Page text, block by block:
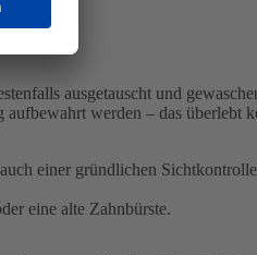
ausgetauscht und
werden – das überlebt
einer gründlichen
eine alte Zahnbürste.